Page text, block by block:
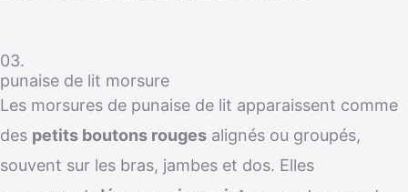
03.
punaise de lit morsure
Les morsures de punaise de lit apparaissent comme
des petits boutons rouges alignés ou groupés,
souvent sur les bras, jambes et dos. Elles